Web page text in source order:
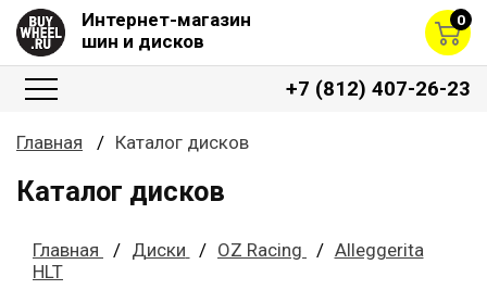
Интернет-магазин
шин и дисков
0
+7 (812) 407-26-23
Главная Каталог дисков
Каталог дисков
Главная Диски OZ Racing
Alleggerita
HLT